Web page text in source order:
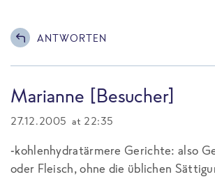
ANTWORTEN
Marianne [Besucher]
27.12.2005 at 22:35
-kohlenhydratärmere Gerichte: also
oder Fleisch, ohne die üblichen